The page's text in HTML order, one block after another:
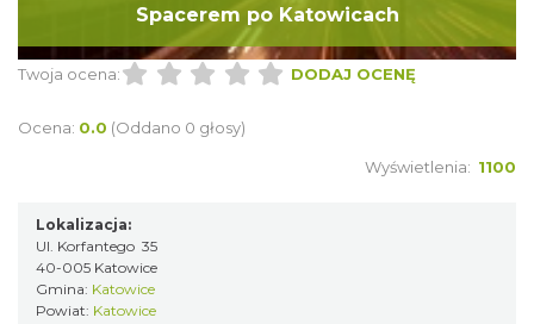
Spacerem po Katowicach
Twoja ocena: DODAJ OCENĘ
Ocena: 0.0 (Oddano 0 głosy)
Wyświetlenia: 1100
Lokalizacja:
Ul. Korfantego 35
40-005 Katowice
Gmina: Katowice
Powiat: Katowice